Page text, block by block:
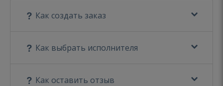
Как создать заказ
Как выбрать исполнителя
Как оставить отзыв